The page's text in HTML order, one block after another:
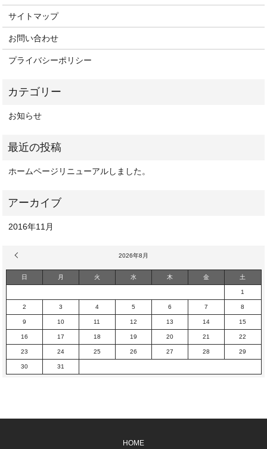
サイトマップ
お問い合わせ
プライバシーポリシー
お知らせ
ホームページリニューアルしました。
2016年11月
2026年8月
日 月 火 水 木 金 土
1
2 3 4 5 6 7 8
9 10 11 12 13 14 15
16 17 18 19 20 21 22
23 24 25 26 27 28 29
30 31
HOME